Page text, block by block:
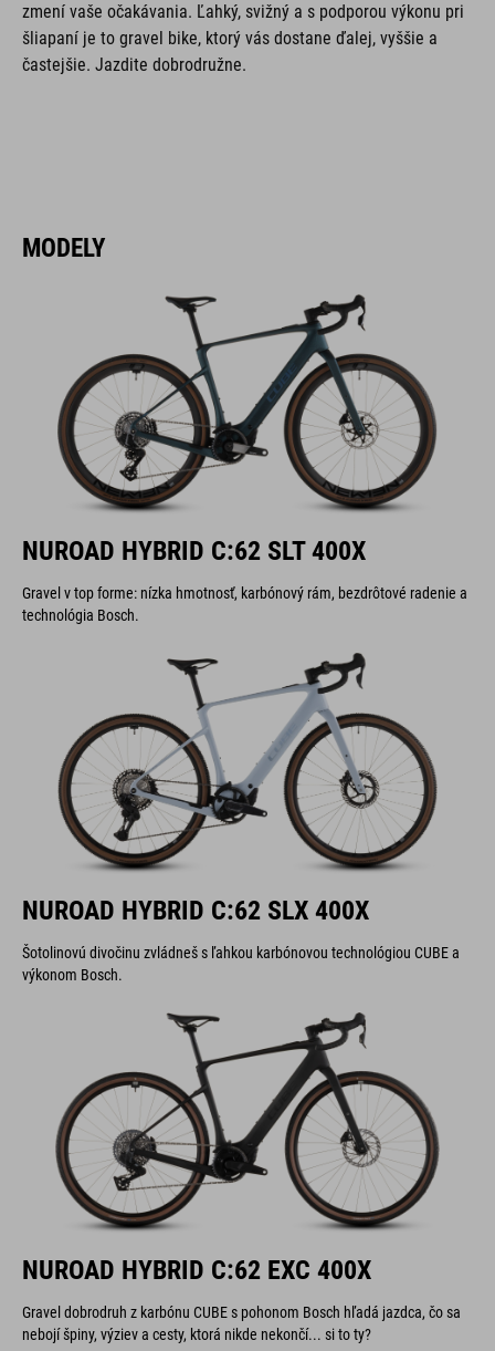
zmení vaše očakávania. Ľahký, svižný a s podporou výkonu pri
šliapaní je to gravel bike, ktorý vás dostane ďalej, vyššie a
častejšie. Jazdite dobrodružne.
MODELY
NUROAD HYBRID C:62 SLT 400X
Gravel v top forme: nízka hmotnosť, karbónový rám, bezdrôtové radenie a
technológia Bosch.
NUROAD HYBRID C:62 SLX 400X
Šotolinovú divočinu zvládneš s ľahkou karbónovou technológiou CUBE a
výkonom Bosch.
NUROAD HYBRID C:62 EXC 400X
Gravel dobrodruh z karbónu CUBE s pohonom Bosch hľadá jazdca, čo sa
nebojí špiny, výziev a cesty, ktorá nikde nekončí... si to ty?